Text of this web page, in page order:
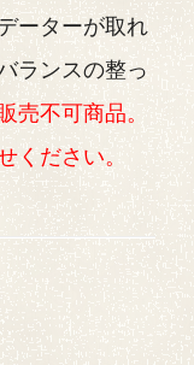
ーターが取れ
ランスの整っ
売不可商品。
ください。